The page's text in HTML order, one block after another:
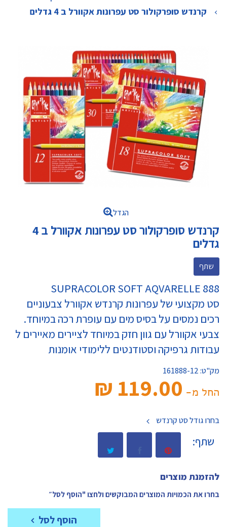
> קרנדש סופרקולור סט עפרונות אקוורל ב 4 גדלים
הגדל
קרנדש סופרקולור סט עפרונות אקוורל ב 4
גדלים
שתף
SUPRACOLOR SOFT AQVARELLE 888
סט מקצועי של עפרונות קרנדש אקוורל צבעוניים
רכים נמסים על בסיס מים עם עופרת רכה במיוחד.
צבעי אקוורל עם גוון חזק במיוחד לציירים מאיירים ל
עבודות גרפיקה וסטודנטים ללימודי אומנות
מק"ט:161888-12
החל מ- 119.00 ₪‎
בחרו גודל סט קרנדש
שתף:
להזמנת מוצרים
בחרו את הכמויות המוצרים המבוקשים ולחצו "הוסף לסל״
הוסף לסל